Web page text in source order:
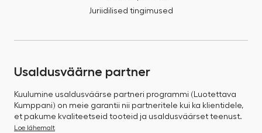
Juriidilised tingimused
Usaldusväärne partner
Kuulumine usaldusväärse partneri programmi (Luotettava
Kumppani) on meie garantii nii partneritele kui ka klientidele,
et pakume kvaliteetseid tooteid ja usaldusväärset teenust.
Loe lähemalt